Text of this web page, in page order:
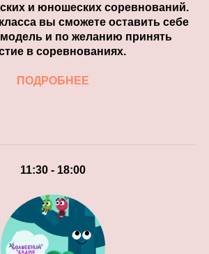
и юношеских соревнований.
вы сможете оставить себе
и по желанию принять
в соревнованиях.
ПОДРОБНЕЕ
11:30 - 18:00